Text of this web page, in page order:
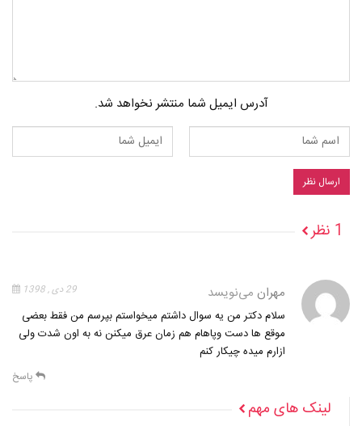
آدرس ایمیل شما منتشر نخواهد شد.
1 نظر
مهران می‌نویسد 29 دی , 1398
سلام دکتر من یه سوال داشتم میخواستم بپرسم من فقط بعضی
موقع ها دست وپاهام هم زمان عرق میکنن نه به اون شدت ولی
ازارم میده چیکار کنم
پاسخ
لینک های مهم